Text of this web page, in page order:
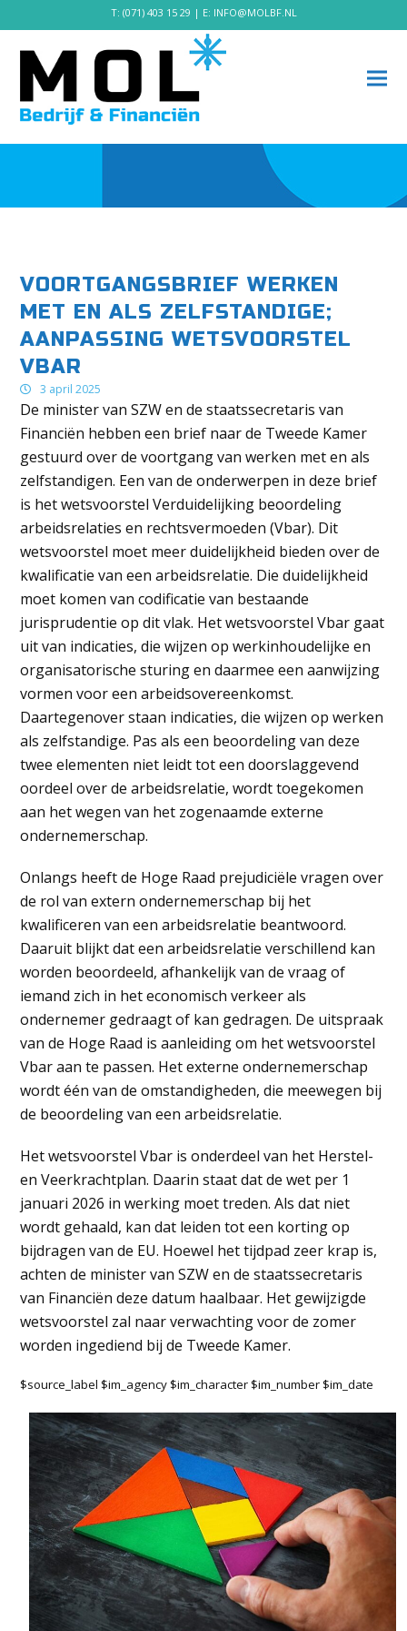
T: (071) 403 15 29 | E: INFO@MOLBF.NL
VOORTGANGSBRIEF WERKEN
MET EN ALS ZELFSTANDIGE;
AANPASSING WETSVOORSTEL
VBAR
3 april 2025
De minister van SZW en de staatssecretaris van
Financiën hebben een brief naar de Tweede Kamer
gestuurd over de voortgang van werken met en als
zelfstandigen. Een van de onderwerpen in deze brief
is het wetsvoorstel Verduidelijking beoordeling
arbeidsrelaties en rechtsvermoeden (Vbar). Dit
wetsvoorstel moet meer duidelijkheid bieden over de
kwalificatie van een arbeidsrelatie. Die duidelijkheid
moet komen van codificatie van bestaande
jurisprudentie op dit vlak. Het wetsvoorstel Vbar gaat
uit van indicaties, die wijzen op werkinhoudelijke en
organisatorische sturing en daarmee een aanwijzing
vormen voor een arbeidsovereenkomst.
Daartegenover staan indicaties, die wijzen op werken
als zelfstandige. Pas als een beoordeling van deze
twee elementen niet leidt tot een doorslaggevend
oordeel over de arbeidsrelatie, wordt toegekomen
aan het wegen van het zogenaamde externe
ondernemerschap.
Onlangs heeft de Hoge Raad prejudiciële vragen over
de rol van extern ondernemerschap bij het
kwalificeren van een arbeidsrelatie beantwoord.
Daaruit blijkt dat een arbeidsrelatie verschillend kan
worden beoordeeld, afhankelijk van de vraag of
iemand zich in het economisch verkeer als
ondernemer gedraagt of kan gedragen. De uitspraak
van de Hoge Raad is aanleiding om het wetsvoorstel
Vbar aan te passen. Het externe ondernemerschap
wordt één van de omstandigheden, die meewegen bij
de beoordeling van een arbeidsrelatie.
Het wetsvoorstel Vbar is onderdeel van het Herstel-
en Veerkrachtplan. Daarin staat dat de wet per 1
januari 2026 in werking moet treden. Als dat niet
wordt gehaald, kan dat leiden tot een korting op
bijdragen van de EU. Hoewel het tijdpad zeer krap is,
achten de minister van SZW en de staatssecretaris
van Financiën deze datum haalbaar. Het gewijzigde
wetsvoorstel zal naar verwachting voor de zomer
worden ingediend bij de Tweede Kamer.
$source_label $im_agency $im_character $im_number $im_date